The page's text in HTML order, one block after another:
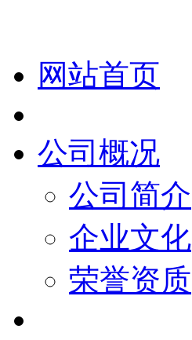
网站首页
公司概况
公司简介
企业文化
荣誉资质